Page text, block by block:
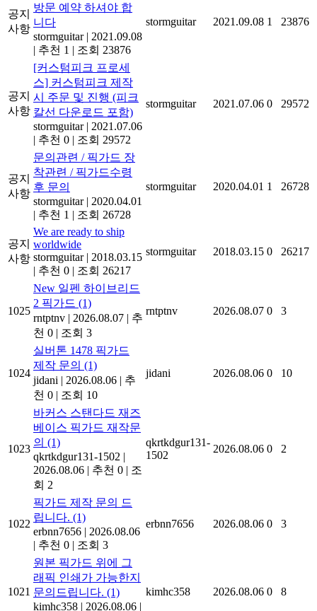
공지
사항
방문 예약 하셔야 합
니다
stormguitar | 2021.09.08
| 추천 1 | 조회 23876
stormguitar 2021.09.08 1 23876
공지
사항
[커스텀피크 프로세
스] 커스텀피크 제작
시 주문 및 진행 (피크
칼선 다운로드 포함)
stormguitar | 2021.07.06
| 추천 0 | 조회 29572
stormguitar 2021.07.06 0 29572
공지
사항
문의관련 / 픽가드 장
착관련 / 픽가드수령
후 문의
stormguitar | 2020.04.01
| 추천 1 | 조회 26728
stormguitar 2020.04.01 1 26728
공지
사항
We are ready to ship
worldwide
stormguitar | 2018.03.15
| 추천 0 | 조회 26217
stormguitar 2018.03.15 0 26217
1025
New 일펜 하이브리드
2 픽가드 (1)
rntptnv | 2026.08.07 | 추
천 0 | 조회 3
rntptnv 2026.08.07 0 3
1024
실버톤 1478 픽가드
제작 문의 (1)
jidani | 2026.08.06 | 추
천 0 | 조회 10
jidani 2026.08.06 0 10
1023
바커스 스탠다드 재즈
베이스 픽가드 재작문
의 (1)
qkrtkdgur131-1502 |
2026.08.06 | 추천 0 | 조
회 2
qkrtkdgur131-
1502
2026.08.06 0 2
1022
픽가드 제작 문의 드
립니다. (1)
erbnn7656 | 2026.08.06
| 추천 0 | 조회 3
erbnn7656 2026.08.06 0 3
1021
원본 픽가드 위에 그
래픽 인쇄가 가능한지
문의드립니다. (1)
kimhc358 | 2026.08.06 |
kimhc358 2026.08.06 0 8